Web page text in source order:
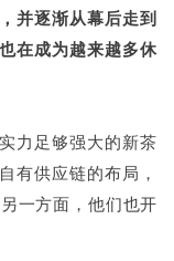
并逐渐从幕后走到
在成为越来越多休
力足够强大的新茶
有供应链的布局，
一方面，他们也开